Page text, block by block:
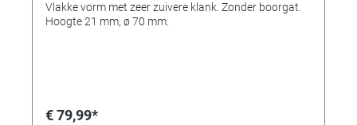
Vlakke vorm met zeer zuivere klank. Zonder boorgat.
Hoogte 21 mm, ø 70 mm.
€ 79,99*